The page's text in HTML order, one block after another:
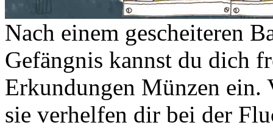
Nach einem gescheiteren
Gefängnis kannst du dich
Erkundungen Münzen ein.
sie verhelfen dir bei der